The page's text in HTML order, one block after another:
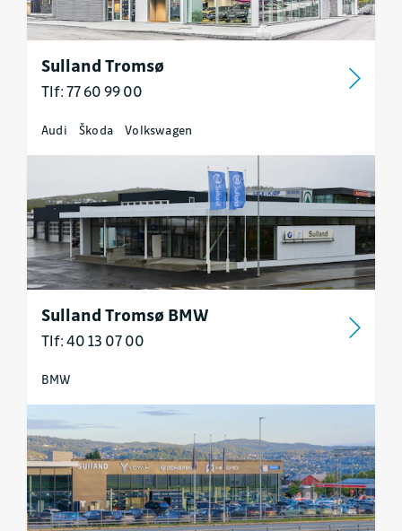
Sulland Tromsø
Tlf: 77 60 99 00
Audi Škoda Volkswagen
Sulland Tromsø BMW
Tlf: 40 13 07 00
BMW